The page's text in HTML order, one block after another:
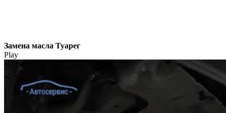
Замена масла Туарег
Play